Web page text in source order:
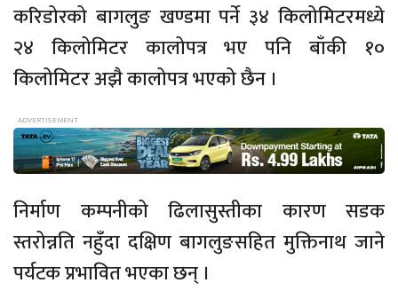
करिडोरको बागलुङ खण्डमा पर्ने ३४ किलोमिटरमध्ये
२४ किलोमिटर कालोपत्र भए पनि बाँकी १०
किलोमिटर अझै कालोपत्र भएको छैन ।
निर्माण कम्पनीको ढिलासुस्तीका कारण सडक
स्तरोन्नति नहुँदा दक्षिण बागलुङसहित मुक्तिनाथ जाने
पर्यटक प्रभावित भएका छन् ।